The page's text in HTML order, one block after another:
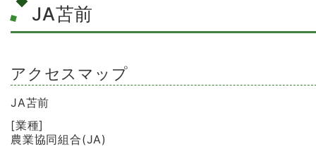
JA苫前
アクセスマップ
JA苫前
[業種]
農業協同組合(JA)